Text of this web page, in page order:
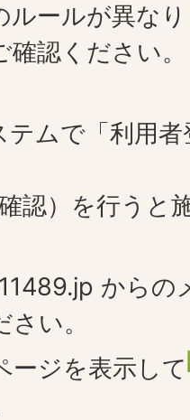
ルールが異な
認ください。
ムで「利用
認）を行うと
からの
い。
ージを表示して